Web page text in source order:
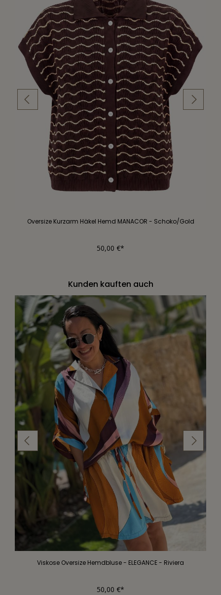
Oversize Kurzarm Häkel Hemd MANACOR - Schoko/Gold
50,00 €*
Kunden kauften auch
Viskose Oversize Hemdbluse - ELEGANCE - Riviera
50,00 €*